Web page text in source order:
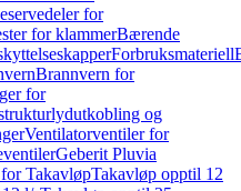
for
for klammerBærende
Forbruksmateriell
Brannvern for
for
og
Ventilatorventiler for
Geberit Pluvia
TakavløpTakavløp opptil 12